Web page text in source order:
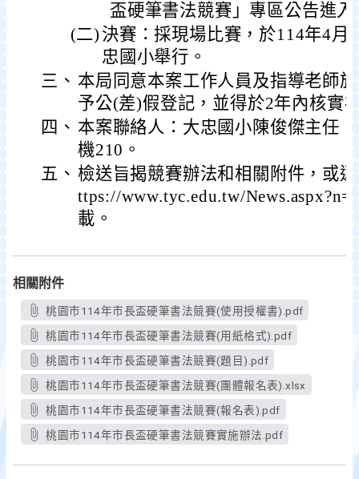
盃硬筆書法競賽」專區公告進
(二) 決賽：採現場比賽，於114年4月
忠國小舉行。
三、 本局同意本案工作人員及指導老師
予公(差)假登記，並得於2年內核實
四、 本案聯絡人：大忠國小陳俊傑主任
機210。
五、 檢送旨揭競賽辦法和相關附件，或
ttps://www.tyc.edu.tw/
載。
相關附件
桃園市114年市長盃硬筆書法競賽(使用授權書).pdf
桃園市114年市長盃硬筆書法競賽(用紙格式).pdf
桃園市114年市長盃硬筆書法競賽(題目).pdf
桃園市114年市長盃硬筆書法競賽(團體報名表).xlsx
桃園市114年市長盃硬筆書法競賽(報名表).pdf
桃園市114年市長盃硬筆書法競賽實施辦法.pdf